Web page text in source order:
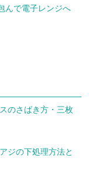
んで電子レンジへ
のさばき方・三枚
ジの下処理方法と